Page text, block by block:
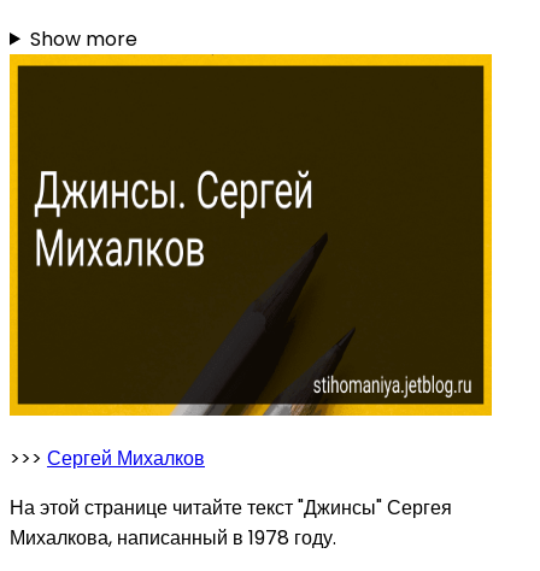
Show more
>>> Сергей Михалков
На этой странице читайте текст "Джинсы" Сергея
Михалкова, написанный в 1978 году.